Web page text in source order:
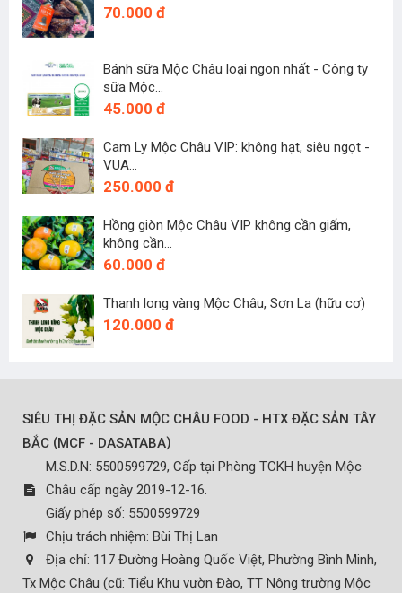
70.000 đ
Bánh sữa Mộc Châu loại ngon nhất - Công ty
sữa Mộc...
45.000 đ
Cam Ly Mộc Châu VIP: không hạt, siêu ngọt -
VUA...
250.000 đ
Hồng giòn Mộc Châu VIP không cần giấm,
không cần...
60.000 đ
Thanh long vàng Mộc Châu, Sơn La (hữu cơ)
120.000 đ
SIÊU THỊ ĐẶC SẢN MỘC CHÂU FOOD - HTX ĐẶC SẢN TÂY
BẮC (MCF - DASATABA)
M.S.D.N: 5500599729, Cấp tại Phòng TCKH huyện Mộc
Châu cấp ngày 2019-12-16.
Giấy phép số: 5500599729
Chịu trách nhiệm: Bùi Thị Lan
Địa chỉ: 117 Đường Hoàng Quốc Việt, Phường Bình Minh,
Tx Mộc Châu (cũ: Tiểu Khu vườn Đào, TT Nông trường Mộc